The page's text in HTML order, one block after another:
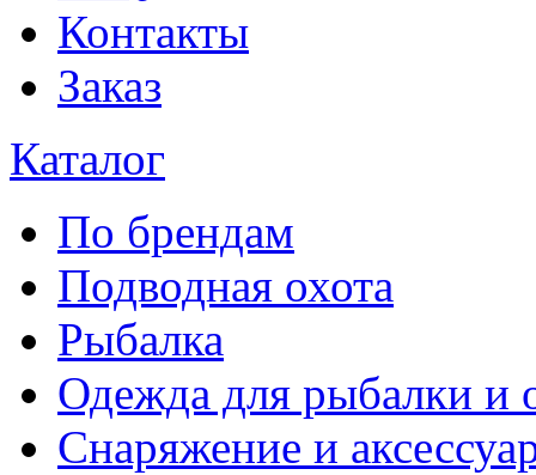
Контакты
Заказ
Каталог
По брендам
Подводная охота
Рыбалка
Одежда для рыбалки и
Снаряжение и